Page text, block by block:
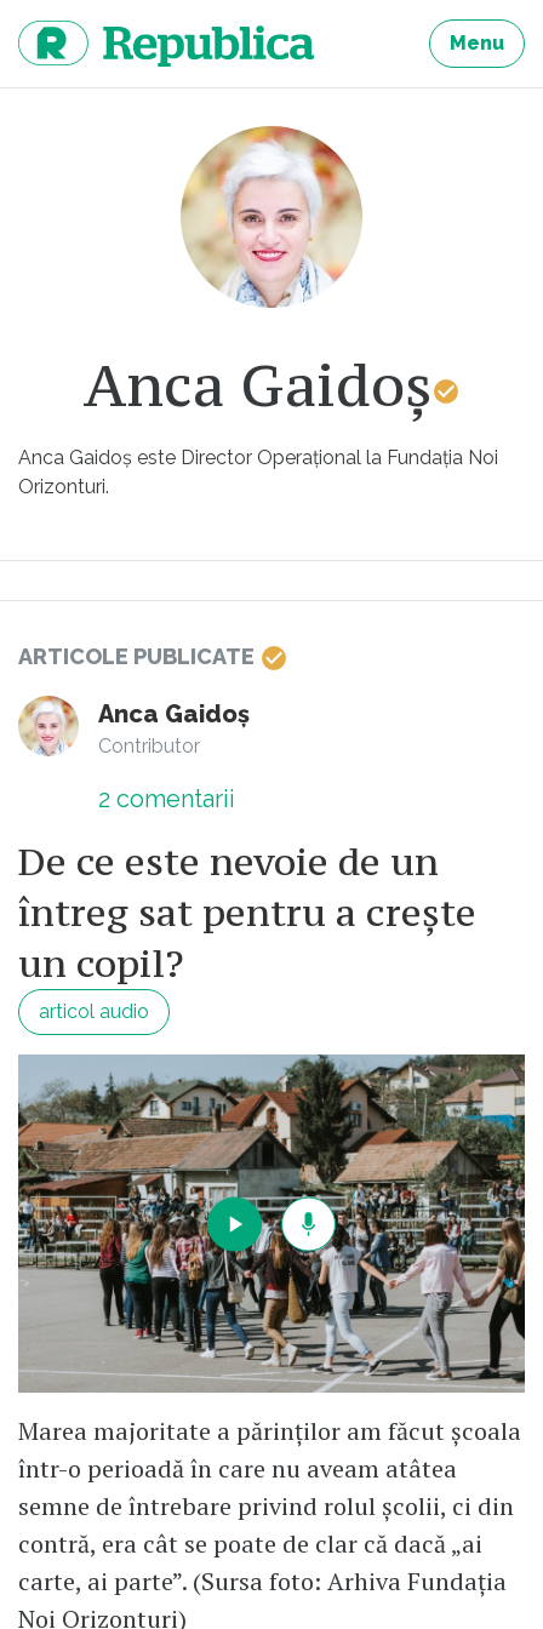
continut
Menu
Anca Gaidoș
Anca Gaidoș este Director Operațional la Fundația Noi
Orizonturi.
ARTICOLE PUBLICATE
Anca Gaidoș
Contributor
2 comentarii
De ce este nevoie de un
întreg sat pentru a crește
un copil?
articol audio
Marea majoritate a părinților am făcut școala
într-o perioadă în care nu aveam atâtea
semne de întrebare privind rolul școlii, ci din
contră, era cât se poate de clar că dacă „ai
carte, ai parte”. (Sursa foto: Arhiva Fundația
Noi Orizonturi)